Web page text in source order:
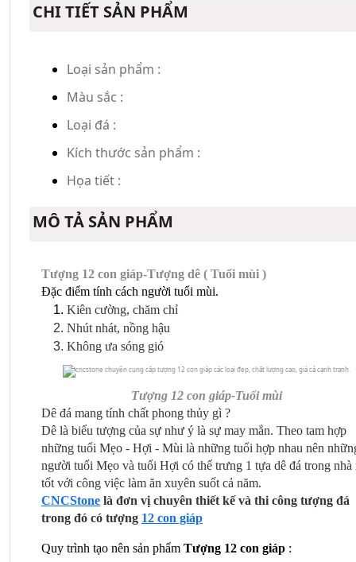
CHI TIẾT SẢN PHẨM
Loại sản phẩm :
Màu sắc :
Loại đá :
Kích thước sản phẩm :
Họa tiết :
MÔ TẢ SẢN PHẨM
Tượng 12 con giáp-Tượng dê ( Tuổi mùi )
Đặc điểm tính cách người tuổi mùi.
Kiên cường, chăm chỉ
Nhút nhát, nồng hậu
Không ưa sóng gió
Tượng 12 con giáp-Tuổi mùi
Dê đá mang tính chất phong thủy gì ?
Dê là biểu tượng của sự như ý là sự may mắn. Theo tam hợp
những tuổi Mẹo - Hợi - Mùi là những tuổi hợp nhau nên
người tuổi Mẹo và tuổi Hợi có thể trưng 1 tựa dê đá trong nhà
tốt với công việc làm ăn xuyên suốt cả năm.
CNCStone là đơn vị chuyên thiết kế và thi công tượng đá
trong đó có tượng 12 con giáp
Quy trình tạo nên sản phẩm Tượng 12 con giáp :